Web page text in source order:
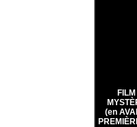
FILM
(en